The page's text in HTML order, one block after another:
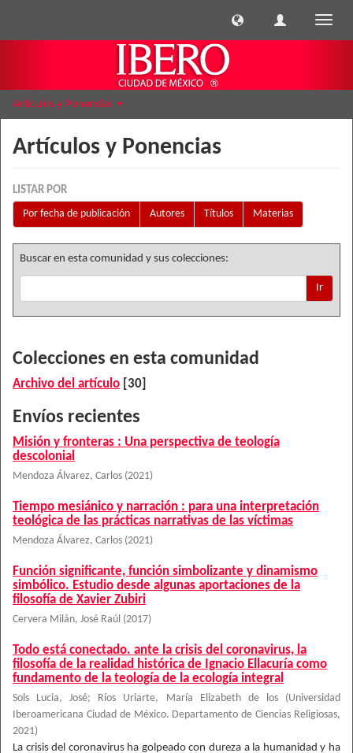
Artículos y Ponencias
Artículos y Ponencias
LISTAR POR
Por fecha de publicación
Autores Títulos Materias
Buscar en esta comunidad y sus colecciones:
Ir
Colecciones en esta comunidad
Archivo del artículo [30]
Envíos recientes
Misión y fronteras : Una perspectiva de teología
descolonial
Mendoza Álvarez, Carlos (2021)
Tiempo mesiánico y narración : para una interpretación
teológica de las prácticas narrativas de las víctimas
Mendoza Álvarez, Carlos (2021)
Función significante, función simbolizante y dinamismo
simbólico. Estudio desde algunas aportaciones de la
filosofía de Xavier Zubiri
Cervera Milán, José Raúl (2017)
Todo está conectado. ante la crisis del coronavirus, la
filosofía de la realidad histórica de Ignacio Ellacuría como
fundamento de la teología de la ecología integral
Sols Lucia, José; Ríos Uriarte, María Elizabeth de los (Universidad
Iberoamericana Ciudad de México. Departamento de Ciencias Religiosas,
2021)
La crisis del coronavirus ha golpeado con dureza a la humanidad y ha